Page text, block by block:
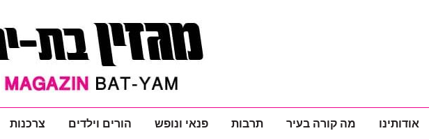
אודותינו מה קורה בעיר תרבות פנאי ונופש הורים וילדים צרכנות